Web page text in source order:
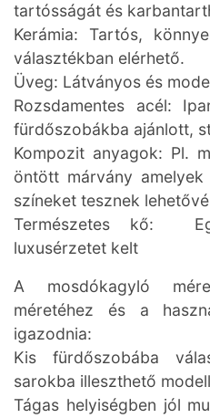
tartósságát és
Kerámia: Tartós,
választékban elérhető.
Üveg: Látványos és
Rozsdamentes acél:
fürdőszobákba ajánlott,
Kompozit anyagok: Pl.
öntött márvány
színeket tesznek
Természetes kő:
luxusérzetet kelt
A mosdókagyló
méretéhez és a
igazodnia:
Kis fürdőszobába
sarokba illeszthető
Tágas helyiségben jól